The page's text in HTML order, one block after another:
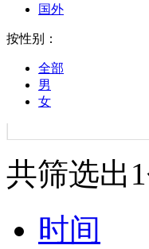
国外
按性别：
全部
男
女
共筛选出 1
时间